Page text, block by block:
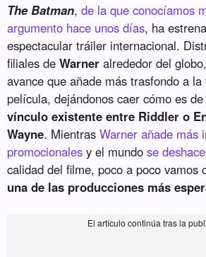
The Batman,de la que conocíamos
argumento hace unos días, ha
espectacular tráiler internacional.
filiales deWarner alrededor del
avance que añade más trasfondo a
película, dejándonos caer cómo es
vínculo existente entre Riddler o
Wayne. MientrasWarner añade más
promocionales y el mundose
calidad del filme, poco a poco vamos
una de las producciones más